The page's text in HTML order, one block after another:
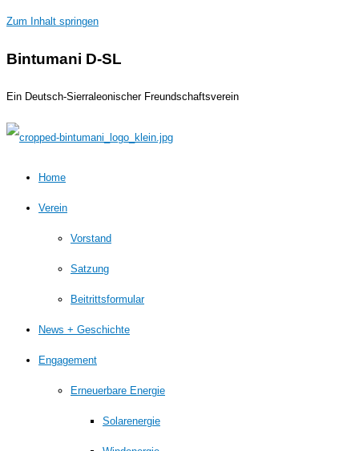
Zum Inhalt springen
Bintumani D-SL
Ein Deutsch-Sierraleonischer Freundschaftsverein
Home
Verein
Vorstand
Satzung
Beitrittsformular
News + Geschichte
Engagement
Erneuerbare Energie
Solarenergie